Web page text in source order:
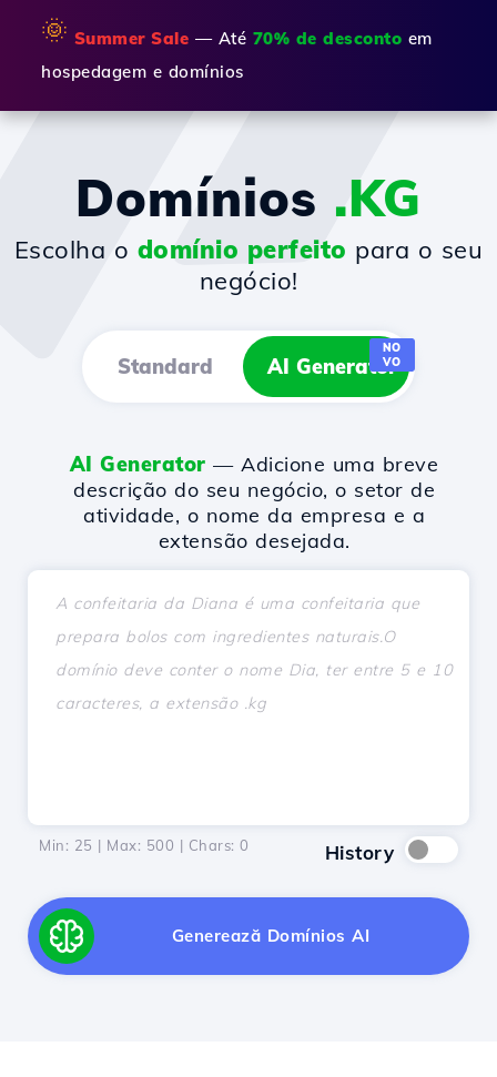
🌞 Summer Sale — Até 70% de desconto em
hospedagem e domínios
Domínios .KG
Escolha o domínio perfeito para o seu
negócio!
Standard AI Generator
NO
VO
AI Generator — Adicione uma breve
descrição do seu negócio, o setor de
atividade, o nome da empresa e a
extensão desejada.
Min: 25 | Max: 500 | Chars: 0 History
Generează Domínios AI